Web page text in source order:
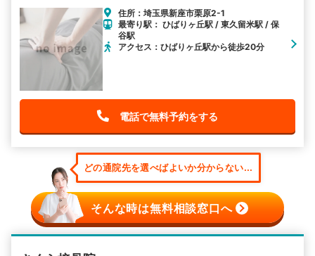
住所：埼玉県新座市栗原2-1
最寄り駅： ひばりヶ丘駅 / 東久留米駅 / 保
谷駅
アクセス：ひばりヶ丘駅から徒歩20分
電話で無料予約をする
どの通院先を選べばよいか分からない...
そんな時は無料相談窓口へ